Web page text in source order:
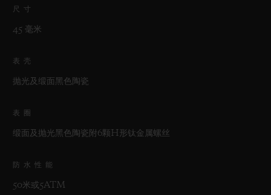
尺寸
45 毫米
表壳
抛光及缎面黑色陶瓷
表圈
缎面及抛光黑色陶瓷附6颗H形钛金属螺丝
防水性能
50米或5ATM